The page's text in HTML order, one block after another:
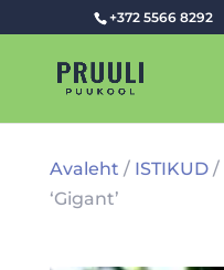
+372 5566 8292
Avaleht / ISTIKUD/
‘Gigant’